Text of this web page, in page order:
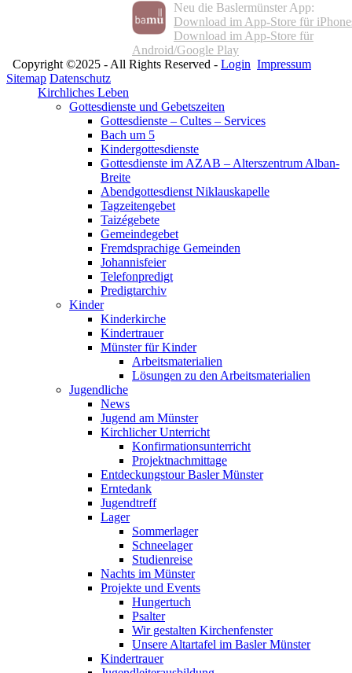
Neu die Baslermünster App:
Download im App-Store für
Download im App-Store für
Android/Google Play
Copyright ©2025 - All Rights Reserved - Login Impressum
Sitemap Datenschutz
Kirchliches Leben
Gottesdienste und Gebetszeiten
Gottesdienste – Cultes – Services
Bach um 5
Kindergottesdienste
Gottesdienste im AZAB – Alterszentrum Alban-
Breite
Abendgottesdienst Niklauskapelle
Tagzeitengebet
Taizégebete
Gemeindegebet
Fremdsprachige Gemeinden
Johannisfeier
Telefonpredigt
Predigtarchiv
Kinder
Kinderkirche
Kindertrauer
Münster für Kinder
Arbeitsmaterialien
Lösungen zu den Arbeitsmaterialien
Jugendliche
News
Jugend am Münster
Kirchlicher Unterricht
Konfirmationsunterricht
Projektnachmittage
Entdeckungstour Basler Münster
Erntedank
Jugendtreff
Lager
Sommerlager
Schneelager
Studienreise
Nachts im Münster
Projekte und Events
Hungertuch
Psalter
Wir gestalten Kirchenfenster
Unsere Altartafel im Basler Münster
Kindertrauer